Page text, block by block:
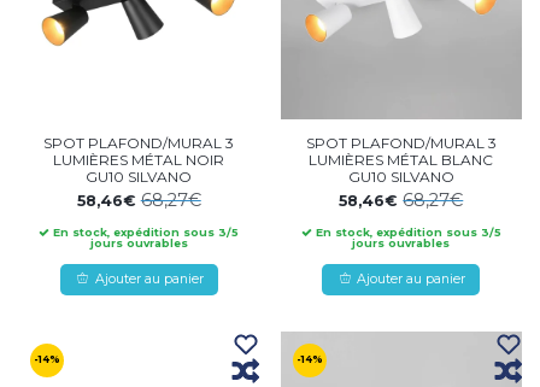
SPOT PLAFOND/MURAL 3
LUMIÈRES MÉTAL NOIR
GU10 SILVANO
58,46€68,27€
En stock, expédition sous 3/5
jours ouvrables
Ajouter au panier
SPOT PLAFOND/MURAL 3
LUMIÈRES MÉTAL BLANC
GU10 SILVANO
58,46€68,27€
En stock, expédition sous 3/5
jours ouvrables
Ajouter au panier
-14% -14%